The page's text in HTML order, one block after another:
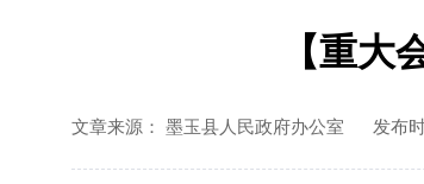
【重大
文章来源： 墨玉县人民政府办公室 发布